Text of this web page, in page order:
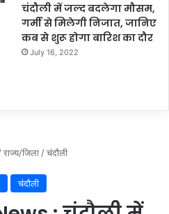
चंदौली में जल्द बदलेगा मौसम,
गर्मी से मिलेगी निजात, जानिए
कब से शुरू होगा बारिश का दौर
July 16, 2022